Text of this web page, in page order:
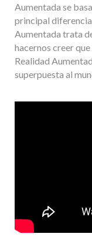
Aumentada se
principal diferencia
Aumentada trata
hacernos creer
Realidad
superpuesta al